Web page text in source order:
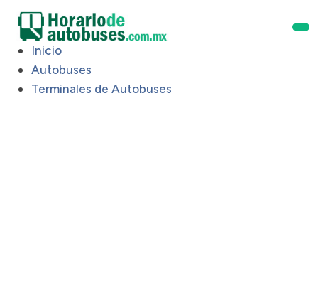
Inicio
Autobuses
Terminales de Autobuses